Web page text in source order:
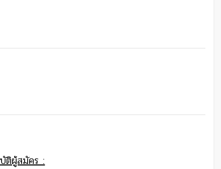
ติผู้สมัคร :